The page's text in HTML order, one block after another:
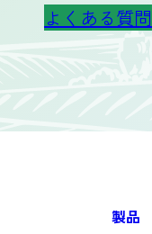
よくある質問
製品